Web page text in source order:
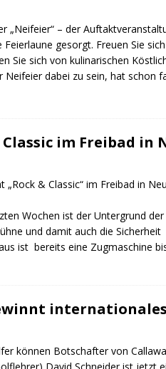
„Neifeier“ – der
gesorgt. Freuen Sie
Sie sich von kulinarischen
Neifeier dabei zu sein, hat schon
Classic im Freibad in
„Rock & Classic“ im Freibad in
Wochen ist der Untergrund
und damit auch die
ist bereits eine Zugmaschine
können Botschafter von